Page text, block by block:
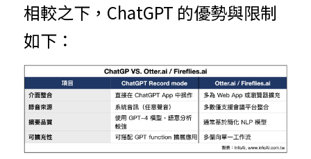
相較之下，ChatGPT 的優勢與限制
如下：